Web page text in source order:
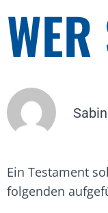
Ein Testament
folgenden